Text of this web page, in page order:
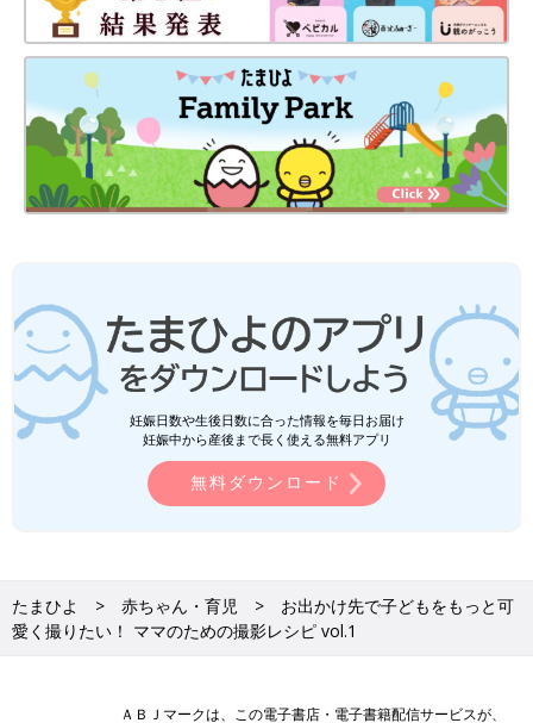
妊娠日数や生後日数に合った情報を毎日お届け
妊娠中から産後まで長く使える無料アプリ
無料ダウンロード
たまひよ 赤ちゃん・育児
お出かけ先で子どもをもっと可
愛く撮りたい！ ママのための撮影レシピ vol.1
ＡＢＪマークは、この電子書店・電子書籍配信サービスが、